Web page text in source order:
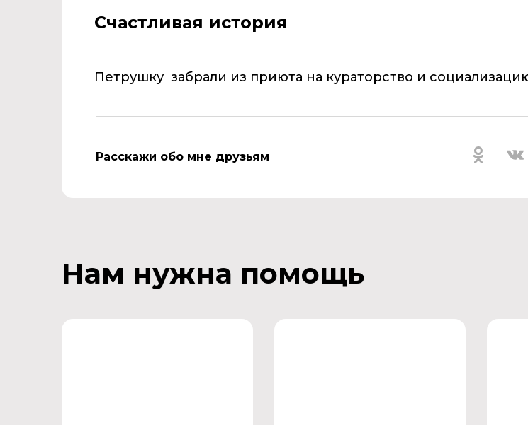
Счастливая история
Петрушку забрали из приюта на кураторство и
Расскажи обо мне друзьям
Нам нужна помощь